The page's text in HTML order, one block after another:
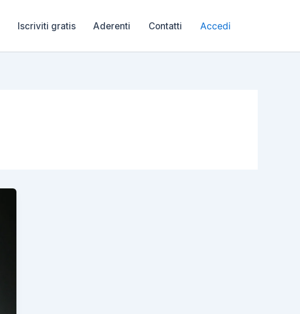
Iscriviti gratis Aderenti Contatti Accedi